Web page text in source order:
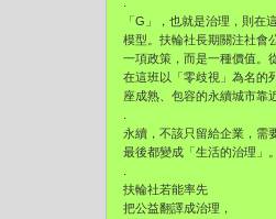
「G」，也就是治理，則
模型。扶輪社長期關注社會
一項政策，而是一種價值。
在這班以「零歧視」為名的
座成熟、包容的永續城市靠
永續，不該只留給企業，需
最後都變成「生活的治理」
扶輪社若能率先
把公益翻譯成治理，